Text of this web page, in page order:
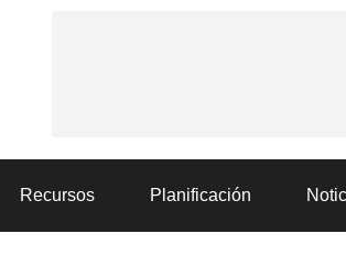
Recursos Planificación